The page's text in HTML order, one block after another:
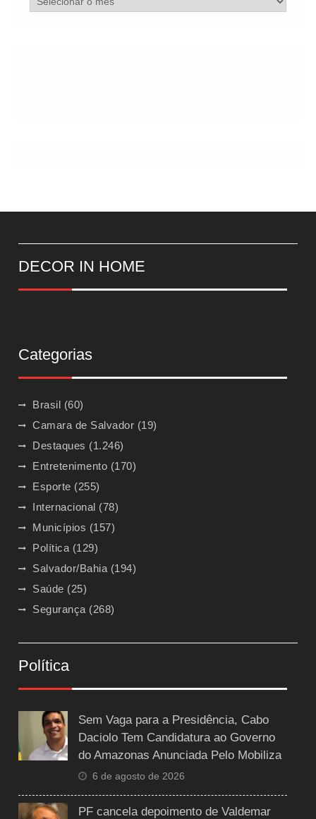
de
DECOR IN HOME
Categorias
Brasil (60)
Camara de Salvador (19)
Destaques (1.246)
Entretenimento (170)
Esporte (255)
Internacional (78)
Municípios (157)
Política (129)
Salvador/Bahia (194)
Saúde (25)
Segurança (268)
Política
Sem Vaga para a Presidência, Cabo
Daciolo Tem Candidatura ao Governo
do Amazonas Anunciada Pelo Mobiliza
6 de agosto de 2026
PF cancela depoimento de Valdemar